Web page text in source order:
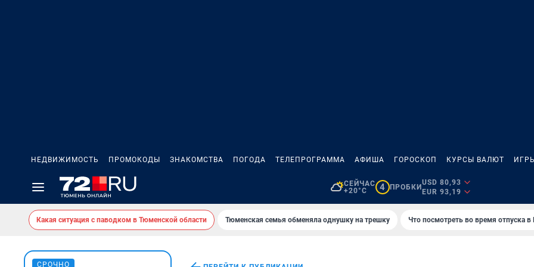
НЕДВИЖИМОСТЬ ПРОМОКОДЫ ЗНАКОМСТВА ПОГОДА ТЕЛЕПРОГРАММА АФИША ГОРОСКОП КУРСЫ ВАЛЮТ ИГРЫ
СЕЙЧАС
+20°C
4 ПРОБКИ
USD 80,93
EUR 93,19
Какая ситуация с паводком в Тюменской области Тюменская семья обменяла однушку на трешку Что посмотреть во время отпуска в
СРОЧНО